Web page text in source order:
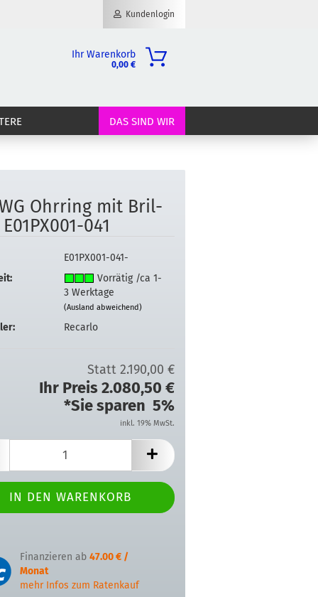
Kundenlogin
erstellen
Ihr Warenkorb
0,00 €
DAS SIND WIR
Ohr­ring mit Bril­
​041
E01PX001-041-
Vorrätig /ca 1-
3 Werktage
(Ausland abweichend)
Recarlo
Statt 2.190,00 €
Ihr Preis 2.080,50 €
*Sie sparen 5%
inkl. 19% MwSt.
Finanzieren ab 47.00 € /
Monat
mehr Infos zum Ratenkauf